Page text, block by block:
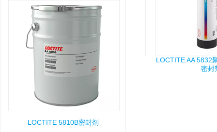
LOCTITE 5810B密封剂
LOCTITE SI 5015RTV乙氧基硅胶
LOCTITE AA 5832聚
密封剂